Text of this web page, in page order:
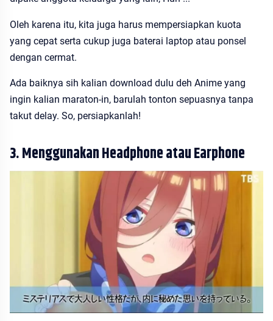
Oleh karena itu, kita juga harus mempersiapkan kuota
yang cepat serta cukup juga baterai laptop atau ponsel
dengan cermat.
Ada baiknya sih kalian download dulu deh Anime yang
ingin kalian maraton-in, barulah tonton sepuasnya tanpa
takut delay. So, persiapkanlah!
3. Menggunakan Headphone atau Earphone